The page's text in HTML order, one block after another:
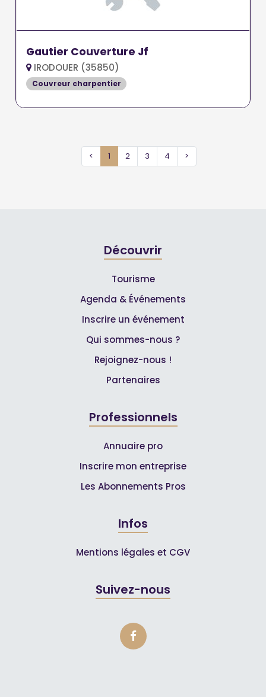
Gautier Couverture Jf
IRODOUER (35850)
Couvreur charpentier
< 1 2 3 4 >
Découvrir
Tourisme
Agenda & Événements
Inscrire un événement
Qui sommes-nous ?
Rejoignez-nous !
Partenaires
Professionnels
Annuaire pro
Inscrire mon entreprise
Les Abonnements Pros
Infos
Mentions légales et CGV
Suivez-nous